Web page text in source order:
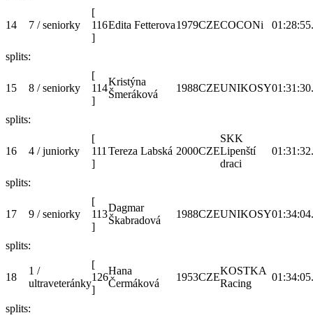
14 7 / seniorky
[
116
]
Edita Fetterova1979CZECOCONi
splits:
15 8 / seniorky
[
114
]
Kristýna
Šmeráková
1988CZEUNIKOSY
splits:
16 4 / juniorky
[
111
]
Tereza Labská 2000CZE
SKK
Lipenští
draci
splits:
17 9 / seniorky
[
113
]
Dagmar
Škabradová
1988CZEUNIKOSY
splits:
18
1 /
ultraveteránky
[
126
]
Hana
Čermáková
1953CZE
KOSTKA
Racing
splits: